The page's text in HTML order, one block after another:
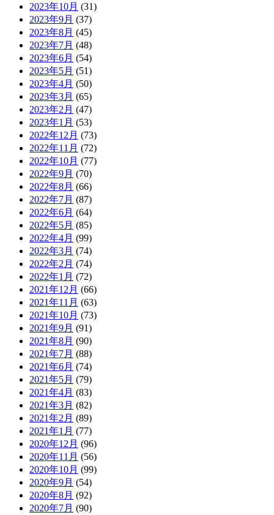
2023年10月 (31)
2023年9月 (37)
2023年8月 (45)
2023年7月 (48)
2023年6月 (54)
2023年5月 (51)
2023年4月 (50)
2023年3月 (65)
2023年2月 (47)
2023年1月 (53)
2022年12月 (73)
2022年11月 (72)
2022年10月 (77)
2022年9月 (70)
2022年8月 (66)
2022年7月 (87)
2022年6月 (64)
2022年5月 (85)
2022年4月 (99)
2022年3月 (74)
2022年2月 (74)
2022年1月 (72)
2021年12月 (66)
2021年11月 (63)
2021年10月 (73)
2021年9月 (91)
2021年8月 (90)
2021年7月 (88)
2021年6月 (74)
2021年5月 (79)
2021年4月 (83)
2021年3月 (82)
2021年2月 (89)
2021年1月 (77)
2020年12月 (96)
2020年11月 (56)
2020年10月 (99)
2020年9月 (54)
2020年8月 (92)
2020年7月 (90)